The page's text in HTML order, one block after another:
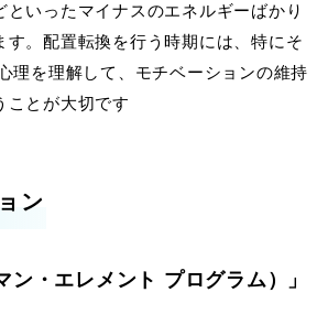
といったマイナスのエネルギーばかり
す。配置転換を行う時期には、特にそ
理を理解して、モチベーションの維持
ことが大切です
ン
ン・エレメント プログラム）」